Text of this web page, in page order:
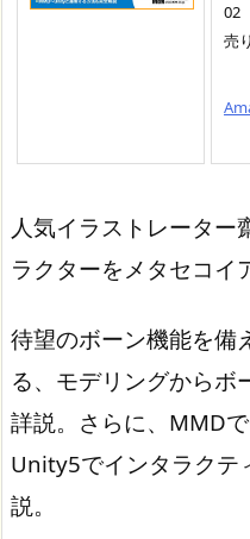
02
売
人気イラストレーター
ラクターをメタセコイ
待望のボーン機能を備
る、 モデリングからボ
詳説。さらに、 MMD
Unity5でインタラクテ
説。